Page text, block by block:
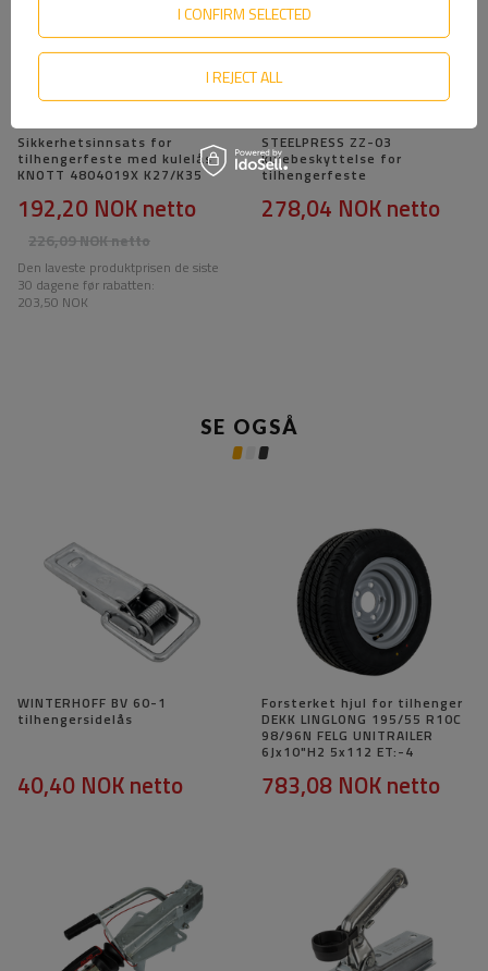
Sikkerhetsinnsats for
tilhengerfeste med kulelås
KNOTT 4804019X K27/K35
226,09 NOKnetto
192,20 NOKnetto
Den laveste produktprisen de siste
30 dagene før rabatten:
203,50 NOK
STEELPRESS ZZ-03
kulebeskyttelse for
tilhengerfeste
278,04 NOKnetto
SE OGSÅ
WINTERHOFF BV 60-1
tilhengersidelås
40,40 NOKnetto
Forsterket hjul for tilhenger
DEKK LINGLONG 195/55 R10C
98/96N FELG UNITRAILER
6Jx10"H2 5x112 ET:-4
783,08 NOKnetto
I CONFIRM SELECTED
I REJECT ALL